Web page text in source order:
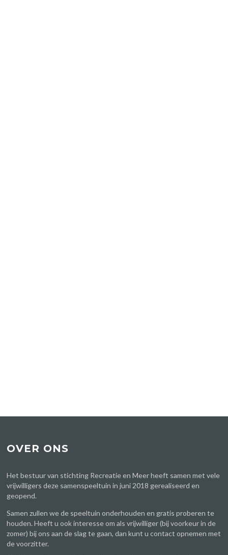
OVER ONS
Het bestuur van stichting Recreatie en Meer heeft samen met vele
vrijwilligers deze samenspeeltuin in juni 2018 gerealiseerd en
geopend.
Samen zullen we de speeltuin onderhouden en gratis proberen te
houden. Heeft u ook interesse om als vrijwilliger (bij voorkeur in de
zomer) bij ons aan de slag te gaan, dan kunt u contact opnemen met
de voorzitter.